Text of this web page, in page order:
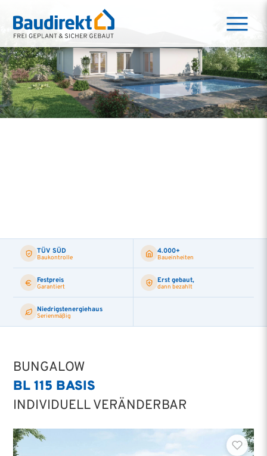
TÜV SÜD
Baukontrolle
4.000+
Baueinheiten
Festpreis
Garantiert
Erst gebaut,
dann bezahlt
Niedrigstenergiehaus
Serienmäßig
BUNGALOW
BL 115 BASIS
INDIVIDUELL VERÄNDERBAR